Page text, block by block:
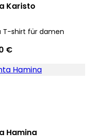
Karisto
T-shirt für damen
€
Hamina